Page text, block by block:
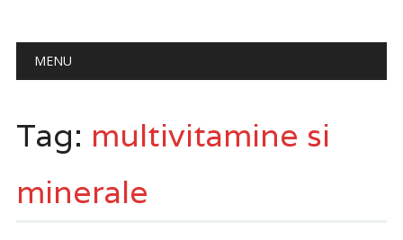
Main menu
MENU
Tag: multivitamine si
minerale